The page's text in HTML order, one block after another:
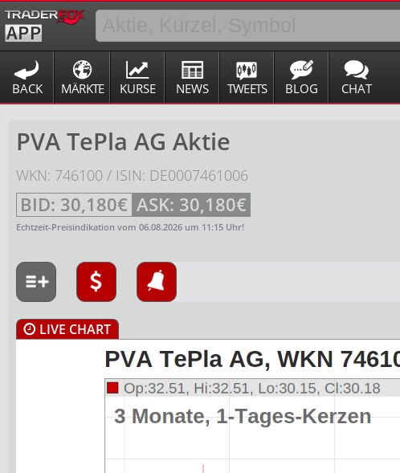
BACK MÄRKTE KURSE NEWS TWEETS BLOG CHAT
PVA TePla AG Aktie
WKN: 746100 / ISIN: DE0007461006
BID: 30,180€ ASK: 30,180€
Echtzeit-Preisindikation vom 06.08.2026 um 11:15 Uhr!
LIVE CHART